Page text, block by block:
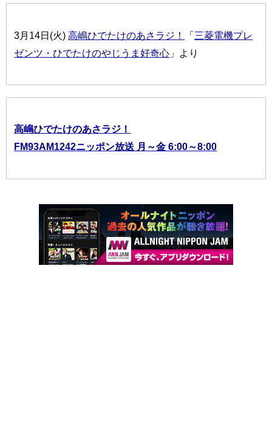
3月14日(火)高嶋ひでたけのあさラジ！ 「三菱電機プレ
ゼンツ・ひでたけのやじうま好奇心 」より
高嶋ひでたけのあさラジ！
FM93AM1242ニッポン放送 月～金 6:00～8:00